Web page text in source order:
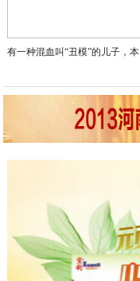
有一种混血叫“丑模”的儿子，本